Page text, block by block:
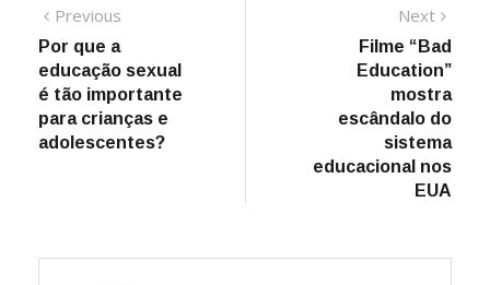
Navegação
de
Post
Previous
post:
Por que a
educação sexual
é tão importante
para crianças e
adolescentes?
Next
Filme “Bad
Education”
mostra
escândalo do
sistema
educacional nos
EUA